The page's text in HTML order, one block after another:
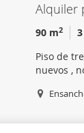
Alquiler
90 m2
Piso de
nuevos ,